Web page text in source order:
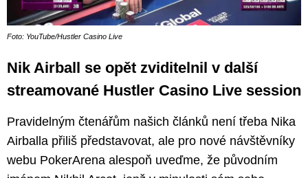
Foto: YouTube/Hustler Casino Live
Nik Airball se opět zviditelnil v další
streamované Hustler Casino Live session
Pravidelným čtenářům našich článků není třeba Nika
Airballa přiliš představovat, ale pro nové návštěvníky
webu PokerArena alespoň uveďme, že původním